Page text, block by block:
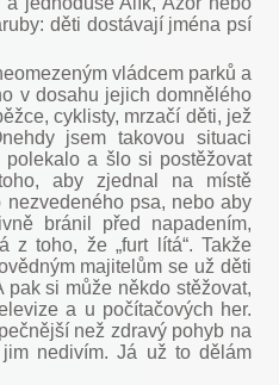
děti dostávají jména psí
vládcem parků a
v dosahu jejich domnělého
cyklisty, mrzačí děti, jež
jsem takovou situaci
a šlo si postěžovat
aby zjednal na místě
psa, nebo aby
bránil před napadením,
z toho, že „furt lítá“. Takže
majitelům se už děti
pak si může někdo stěžovat,
a u počítačových her.
než zdravý pohyb na
nedivím. Já už to dělám